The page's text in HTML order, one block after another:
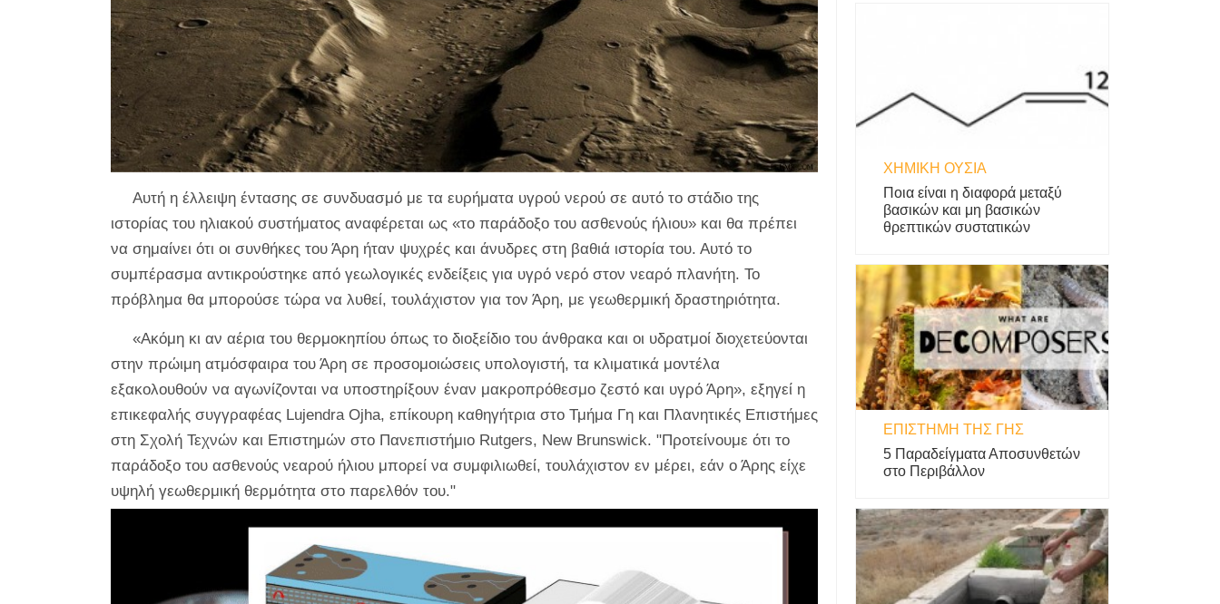
Αυτή η έλλειψη έντασης σε συνδυασμό με τα ευρήματα υγρού νερού σε αυτό το στάδιο της
ιστορίας του ηλιακού συστήματος αναφέρεται ως «το παράδοξο του ασθενούς ήλιου» και θα πρέπει
να σημαίνει ότι οι συνθήκες του Άρη ήταν ψυχρές και άνυδρες στη βαθιά ιστορία του. Αυτό το
συμπέρασμα αντικρούστηκε από γεωλογικές ενδείξεις για υγρό νερό στον νεαρό πλανήτη. Το
πρόβλημα θα μπορούσε τώρα να λυθεί, τουλάχιστον για τον Άρη, με γεωθερμική δραστηριότητα.
«Ακόμη κι αν αέρια του θερμοκηπίου όπως το διοξείδιο του άνθρακα και οι υδρατμοί διοχετεύονται
στην πρώιμη ατμόσφαιρα του Άρη σε προσομοιώσεις υπολογιστή, τα κλιματικά μοντέλα
εξακολουθούν να αγωνίζονται να υποστηρίξουν έναν μακροπρόθεσμο ζεστό και υγρό Άρη», εξηγεί η
επικεφαλής συγγραφέας Lujendra Ojha, επίκουρη καθηγήτρια στο Τμήμα Γη και Πλανητικές Επιστήμες
στη Σχολή Τεχνών και Επιστημών στο Πανεπιστήμιο Rutgers, New Brunswick. "Προτείνουμε ότι το
παράδοξο του ασθενούς νεαρού ήλιου μπορεί να συμφιλιωθεί, τουλάχιστον εν μέρει, εάν ο Άρης είχε
υψηλή γεωθερμική θερμότητα στο παρελθόν του."
ΧΗΜΙΚΉ ΟΥΣΊΑ
Ποια είναι η διαφορά μεταξύ
βασικών και μη βασικών
θρεπτικών συστατικών
ΕΠΙΣΤΉΜΗ ΤΗΣ ΓΗΣ
5 Παραδείγματα Αποσυνθετών
στο Περιβάλλον